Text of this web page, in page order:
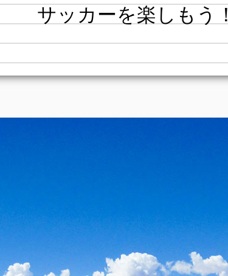
サッカーを楽しもう！